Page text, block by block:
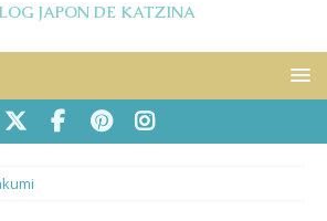
JAPON DE KATZINA